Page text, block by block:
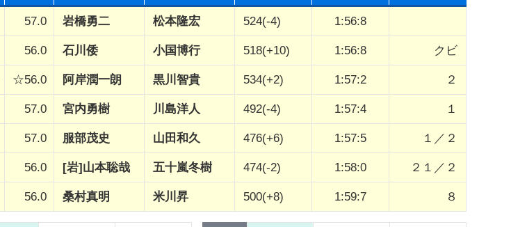
57.0 岩橋勇二 松本隆宏 524(-4) 1:56:8
56.0 石川倭 小国博行 518(+10) 1:56:8 クビ
☆56.0 阿岸潤一朗 黒川智貴 534(+2) 1:57:2 ２
57.0 宮内勇樹 川島洋人 492(-4) 1:57:4 １
57.0 服部茂史 山田和久 476(+6) 1:57:5 １／２
56.0 [岩]山本聡哉 五十嵐冬樹 474(-2) 1:58:0 ２１／２
56.0 桑村真明 米川昇 500(+8) 1:59:7 ８